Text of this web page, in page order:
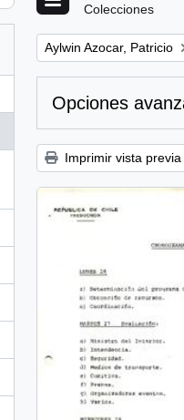
Colecciones
Remove filter:
Aylwin Azocar, Patricio
Opciones
Imprimir vista previa